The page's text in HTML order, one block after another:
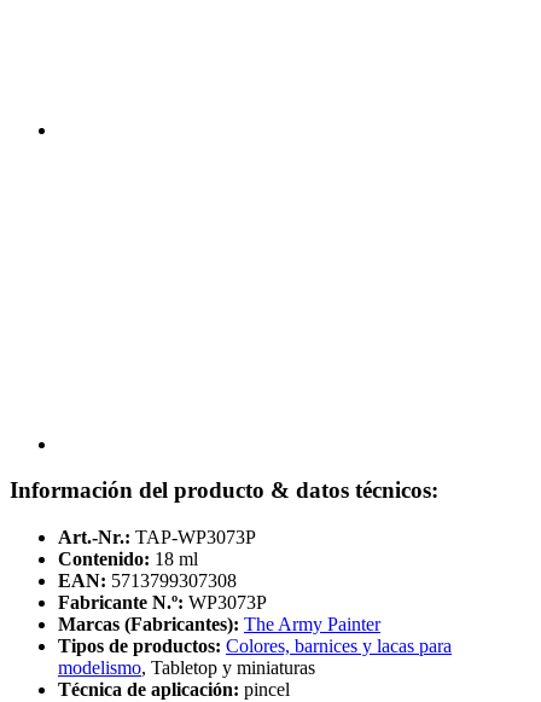
Información del producto & datos técnicos:
Art.-Nr.: TAP-WP3073P
Contenido: 18 ml
EAN: 5713799307308
Fabricante N.º: WP3073P
Marcas (Fabricantes): The Army Painter
Tipos de productos: Colores, barnices y lacas para
modelismo, Tabletop y miniaturas
Técnica de aplicación: pincel